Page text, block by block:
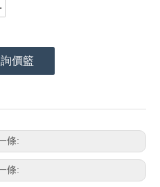
價籃
條:
條: